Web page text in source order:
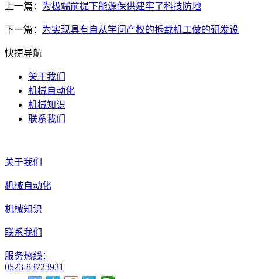
上一篇： 为极端前提下能源保供建牢了科技防地
下一篇： 为实现具有自从学问产权的拆载机工做的研发设
快捷导航
关于我们
机械自动化
机械知识
联系我们
关于我们
机械自动化
机械知识
联系我们
服务热线：
0523-83723931